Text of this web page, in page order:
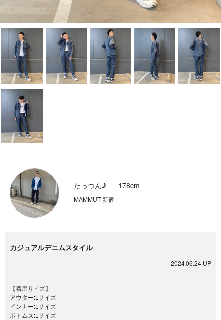
たっつん♪ 178cm
MAMMUT 新宿
カジュアルデニムスタイル
2024.06.24 UP
【着用サイズ】
アウター:Lサイズ
インナー:Lサイズ
ボトムス:Lサイズ